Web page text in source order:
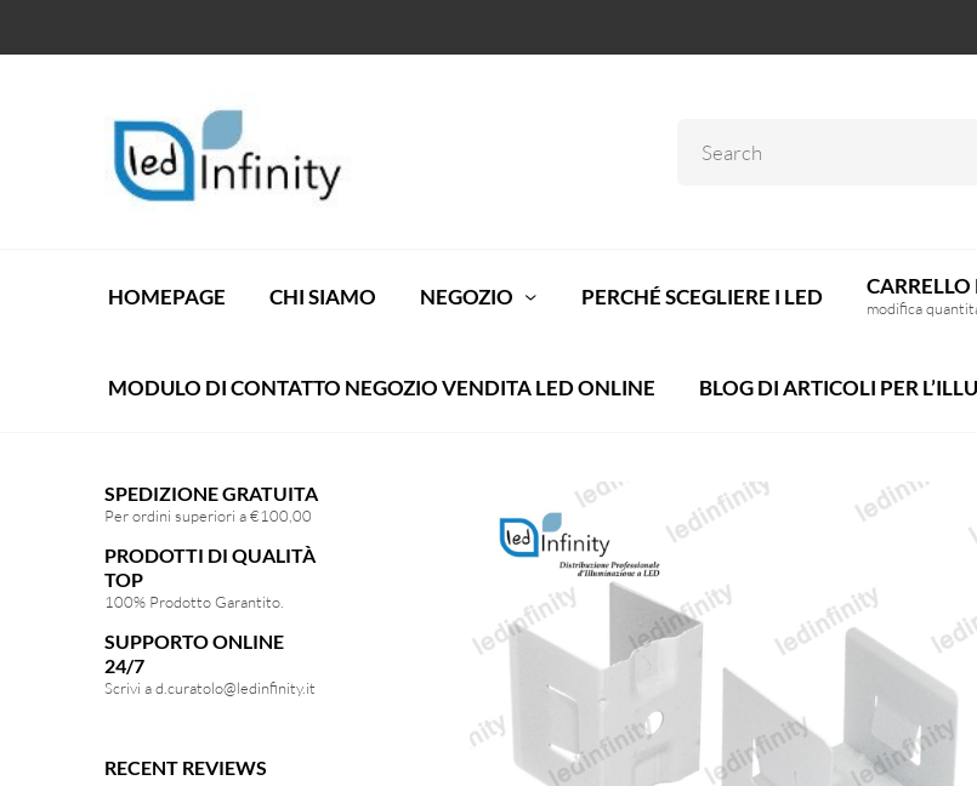
HOMEPAGE CHI SIAMO NEGOZIO PERCHÉ SCEGLIERE I LED CARRELLO
modifica
MODULO DI CONTATTO NEGOZIO VENDITA LED ONLINE BLOG DI ARTICOLI PER
SPEDIZIONE GRATUITA
Per ordini superiori a €100,00
PRODOTTI DI QUALITÀ
TOP
100% Prodotto Garantito.
SUPPORTO ONLINE
24/7
Scrivi ad.curatolo@ledinfinity.it
RECENT REVIEWS